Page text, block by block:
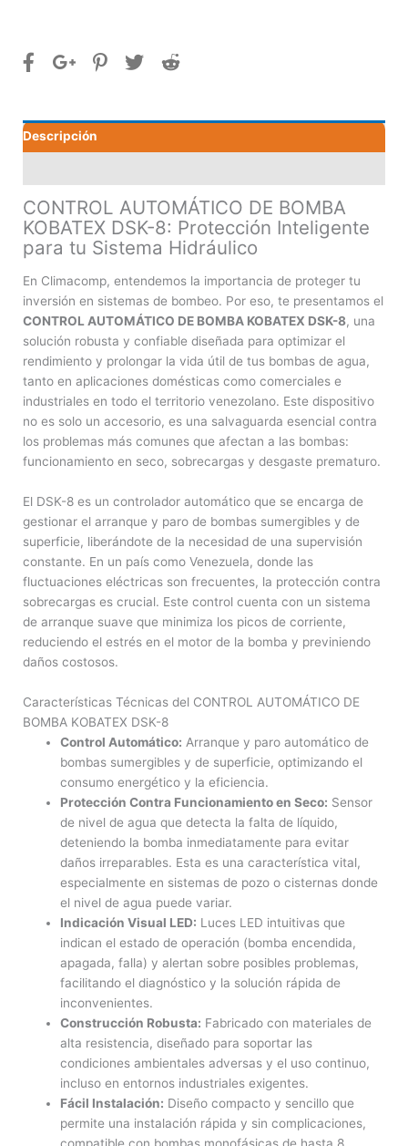
Descripción
CONTROL AUTOMÁTICO DE BOMBA
KOBATEX DSK-8: Protección Inteligente
para tu Sistema Hidráulico
En Climacomp, entendemos la importancia de proteger tu
inversión en sistemas de bombeo. Por eso, te presentamos el
CONTROL AUTOMÁTICO DE BOMBA KOBATEX DSK-8, una
solución robusta y confiable diseñada para optimizar el
rendimiento y prolongar la vida útil de tus bombas de agua,
tanto en aplicaciones domésticas como comerciales e
industriales en todo el territorio venezolano. Este dispositivo
no es solo un accesorio, es una salvaguarda esencial contra
los problemas más comunes que afectan a las bombas:
funcionamiento en seco, sobrecargas y desgaste prematuro.
El DSK-8 es un controlador automático que se encarga de
gestionar el arranque y paro de bombas sumergibles y de
superficie, liberándote de la necesidad de una supervisión
constante. En un país como Venezuela, donde las
fluctuaciones eléctricas son frecuentes, la protección contra
sobrecargas es crucial. Este control cuenta con un sistema
de arranque suave que minimiza los picos de corriente,
reduciendo el estrés en el motor de la bomba y previniendo
daños costosos.
Características Técnicas del CONTROL AUTOMÁTICO DE
BOMBA KOBATEX DSK-8
Control Automático: Arranque y paro automático de
bombas sumergibles y de superficie, optimizando el
consumo energético y la eficiencia.
Protección Contra Funcionamiento en Seco: Sensor
de nivel de agua que detecta la falta de líquido,
deteniendo la bomba inmediatamente para evitar
daños irreparables. Esta es una característica vital,
especialmente en sistemas de pozo o cisternas donde
el nivel de agua puede variar.
Indicación Visual LED: Luces LED intuitivas que
indican el estado de operación (bomba encendida,
apagada, falla) y alertan sobre posibles problemas,
facilitando el diagnóstico y la solución rápida de
inconvenientes.
Construcción Robusta: Fabricado con materiales de
alta resistencia, diseñado para soportar las
condiciones ambientales adversas y el uso continuo,
incluso en entornos industriales exigentes.
Fácil Instalación: Diseño compacto y sencillo que
permite una instalación rápida y sin complicaciones,
compatible con bombas monofásicas de hasta 8